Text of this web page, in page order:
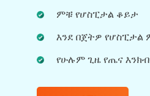
ምቹ የሆስፒታል ቆይታ
እንደ በጀትዎ
የሁሉም ጊዜ የጤና
በሕክምና ፍላጎቶችዎ ላይ መደበኛ